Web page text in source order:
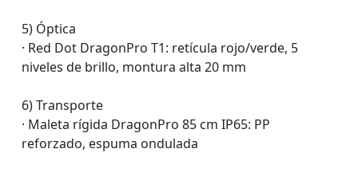
5) Óptica
· Red Dot DragonPro T1: retícula rojo/verde, 5
niveles de brillo, montura alta 20 mm
6) Transporte
· Maleta rígida DragonPro 85 cm IP65: PP
reforzado, espuma ondulada